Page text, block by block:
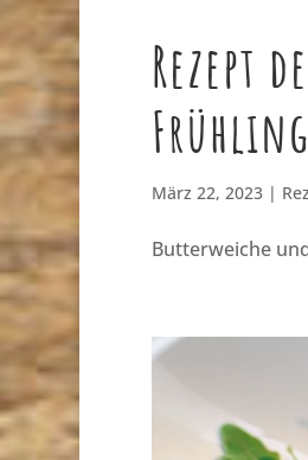
Rezept
März 22, 2023|
Butterweiche